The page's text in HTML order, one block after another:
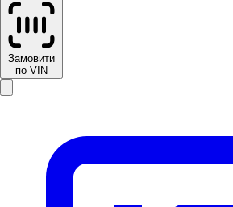
Замовити
по VIN